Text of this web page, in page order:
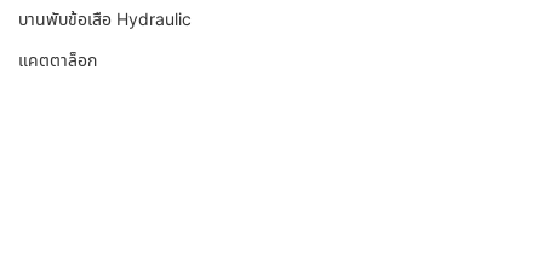
บานพับข้อเสือ Hydraulic
แคตตาล็อก